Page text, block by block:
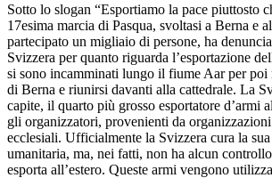
Sotto lo slogan “Esportiamo la pace piuttosto
17esima marcia di Pasqua, svoltasi a Berna e
partecipato un migliaio di persone, ha
Svizzera per quanto riguarda l’esportazione
si sono incamminati lungo il fiume Aar per poi
di Berna e riunirsi davanti alla cattedrale. La
capite, il quarto più grosso esportatore d’armi
gli organizzatori, provenienti da
ecclesiali. Ufficialmente la Svizzera cura la
umanitaria, ma, nei fatti, non ha alcun
esporta all’estero. Queste armi vengono